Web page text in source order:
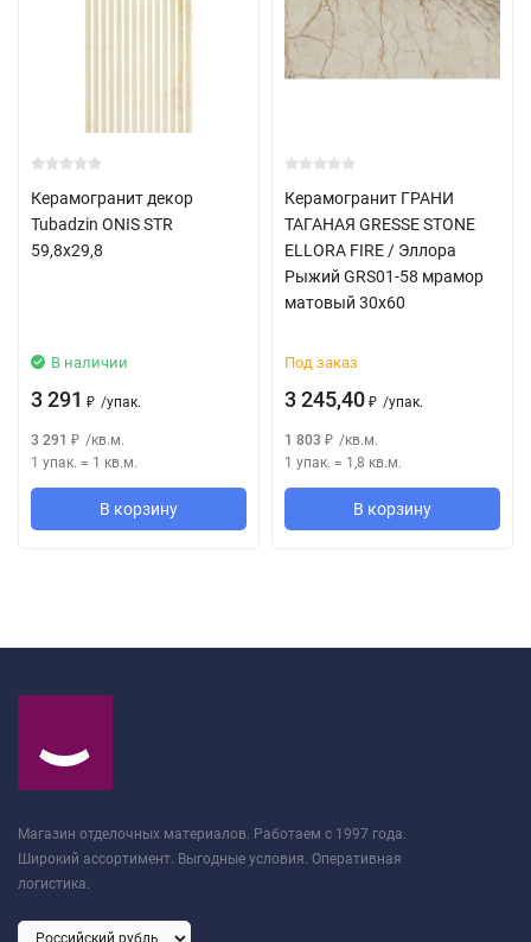
Керамогранит декор
Tubadzin ONIS STR
59,8x29,8
В наличии
3 291 ₽ /упак.
3 291 ₽ /кв.м.
1 упак. = 1 кв.м.
В корзину
Керамогранит ГРАНИ
ТАГАНАЯ GRESSE STONE
ELLORA FIRE / Эллора
Рыжий GRS01-58 мрамор
матовый 30x60
Под заказ
3 245,40 ₽ /упак.
1 803 ₽ /кв.м.
1 упак. = 1,8 кв.м.
В корзину
Магазин отделочных материалов. Работаем с 1997 года.
Широкий ассортимент. Выгодные условия. Оперативная
логистика.